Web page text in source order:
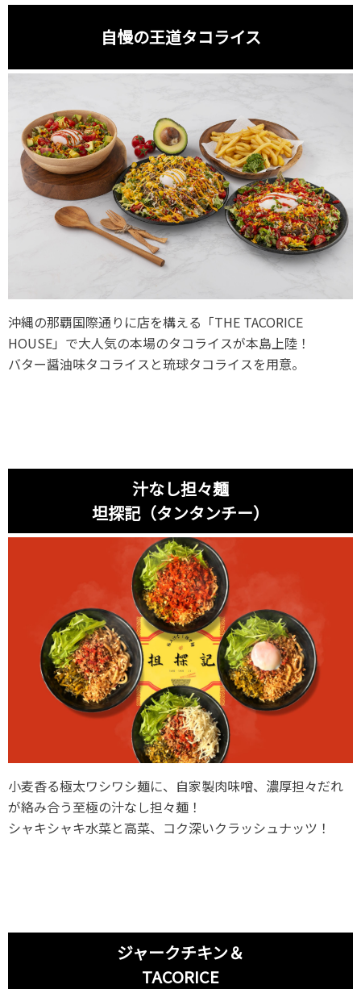
自慢の王道タコライス
沖縄の那覇国際通りに店を構える「THE TACORICE
HOUSE」で大人気の本場のタコライスが本島上陸！
バター醤油味タコライスと琉球タコライスを用意。
汁なし担々麺
坦探記（タンタンチー）
小麦香る極太ワシワシ麺に、自家製肉味噌、濃厚担々だれ
が絡み合う至極の汁なし担々麺！
シャキシャキ水菜と高菜、コク深いクラッシュナッツ！
ジャークチキン＆
TACORICE